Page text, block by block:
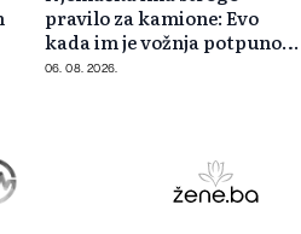
pravilo za kamione: Evo
kada im je vožnja potpuno
zabranjena
06. 08. 2026.